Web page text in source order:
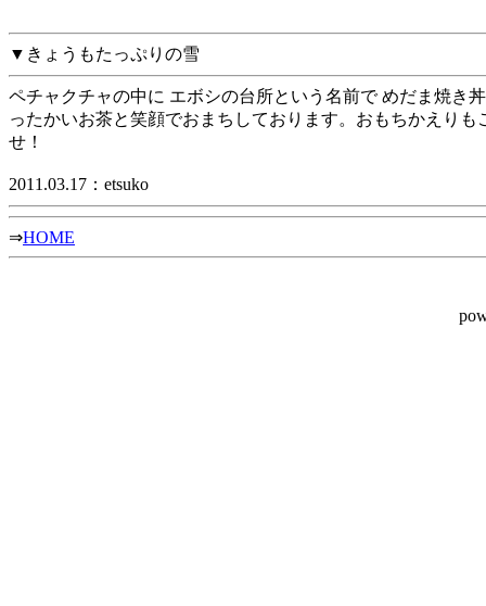
▼きょうもたっぷりの雪
ペチャクチャの中に エボシの台所という名前で めだま焼き
ったかいお茶と笑顔でおまちしております。おもちかえり
せ！
2011.03.17：etsuko
⇒HOME